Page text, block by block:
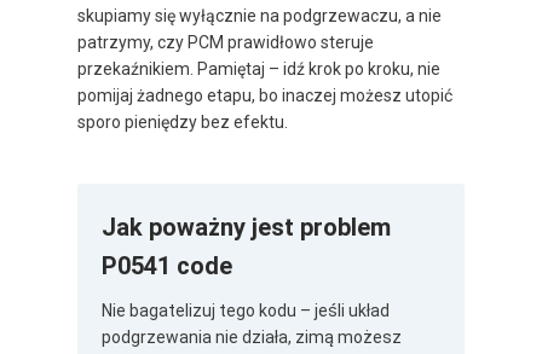
skupiamy się wyłącznie na podgrzewaczu, a nie
patrzymy, czy PCM prawidłowo steruje
przekaźnikiem. Pamiętaj – idź krok po kroku, nie
pomijaj żadnego etapu, bo inaczej możesz utopić
sporo pieniędzy bez efektu.
Jak poważny jest problem
P0541 code
Nie bagatelizuj tego kodu – jeśli układ
podgrzewania nie działa, zimą możesz